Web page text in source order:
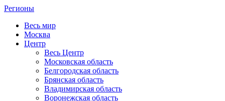
Регионы
Весь мир
Москва
Центр
Весь Центр
Московская область
Белгородская область
Брянская область
Владимирская область
Воронежская область